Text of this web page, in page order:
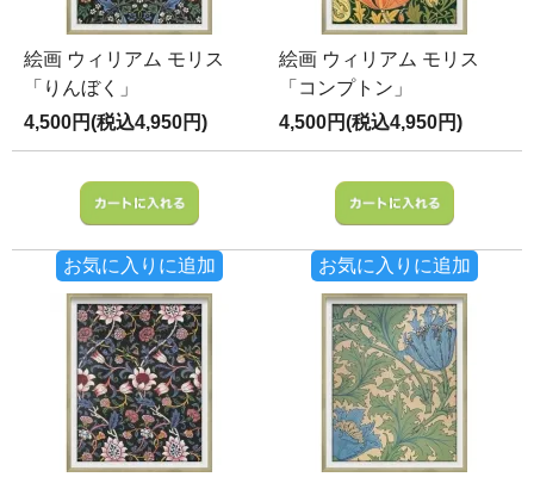
絵画 ウィリアム モリス
「りんぼく」
4,500円(税込4,950円)
お気に入りに追加
絵画 ウィリアム モリス
「コンプトン」
4,500円(税込4,950円)
お気に入りに追加